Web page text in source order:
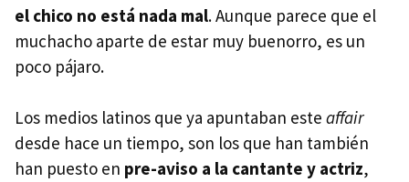
el chico no está nada mal. Aunque parece que el
muchacho aparte de estar muy buenorro, es un
poco pájaro.
Los medios latinos que ya apuntaban este affair
desde hace un tiempo, son los que han también
han puesto en pre-aviso a la cantante y actriz,